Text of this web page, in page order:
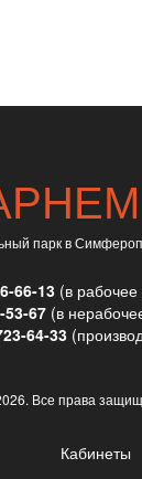
парк в
66-13(в рабочее
53-67(в
64-33
Все права
Кабинеты